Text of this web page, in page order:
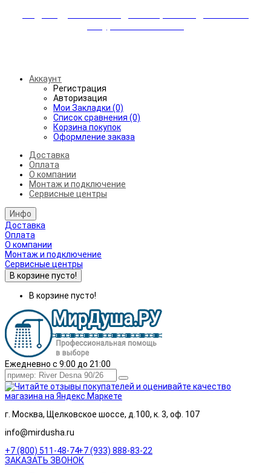
Аккаунт
Регистрация
Авторизация
Мои Закладки (0)
Список сравнения (0)
Корзина покупок
Оформление заказа
Доставка
Оплата
О компании
Монтаж и подключение
Сервисные центры
Инфо
Доставка
Оплата
О компании
Монтаж и подключение
Сервисные центры
В корзине пусто!
В корзине пусто!
Ежедневно с 9:00 до 21:00
г. Москва, Щелковское шоссе, д.100, к. 3, оф. 107
info@mirdusha.ru
+7 (800) 511-48-74+7 (933) 888-83-22
ЗАКАЗАТЬ ЗВОНОК